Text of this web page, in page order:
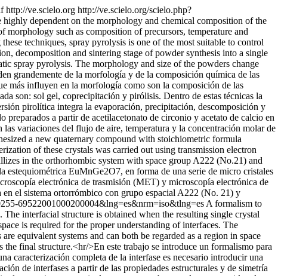
http://ve.scielo.org http://ve.scielo.org/scielo.php?
dependent on the morphology and chemical composition of the
such as composition of precursors, temperature and
techniques, spray pyrolysis is one of the most suitable to control
decomposition and sintering stage of powder synthesis into a single
spray pyrolysis. The morphology and size of the powders change
grandemente de la morfología y de la composición química de las
más influyen en la morfología como son la composición de las
son: sol gel, coprecipitación y pirólisis. Dentro de estas técnicas la
pirolítica integra la evaporación, precipitación, descomposición y
a partir de acetilacetonato de circonio y acetato de calcio en
variaciones del flujo de aire, temperatura y la concentración molar de
a new quaternary compound with stoichiometric formula
of these crystals was carried out using transmission electron
in the orthorhombic system with space group A222 (No.21) and
EuMnGe2O7, en forma de una serie de micro cristales
electrónica de trasmisión (MET) y microscopía electrónica de
el sistema ortorrómbico con grupo espacial A222 (No. 21) y
69522001000200004&lng=es&nrm=iso&tlng=es A formalism to
interfacial structure is obtained when the resulting single crystal
is required for the proper understanding of interfaces. The
equivalent systems and can both be regarded as a region in space
final structure.<hr/>En este trabajo se introduce un formalismo para
caracterización completa de la interfase es necesario introducir una
de interfases a partir de las propiedades estructurales y de simetría